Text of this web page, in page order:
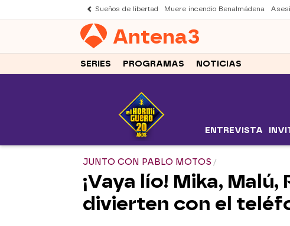
Sueños de libertad Muere incendio Benalmádena
Antena3
SERIES PROGRAMAS NOTICIAS
ENTREVISTA
JUNTO CON PABLO MOTOS
¡Vaya lío! Mika,
divierten con el